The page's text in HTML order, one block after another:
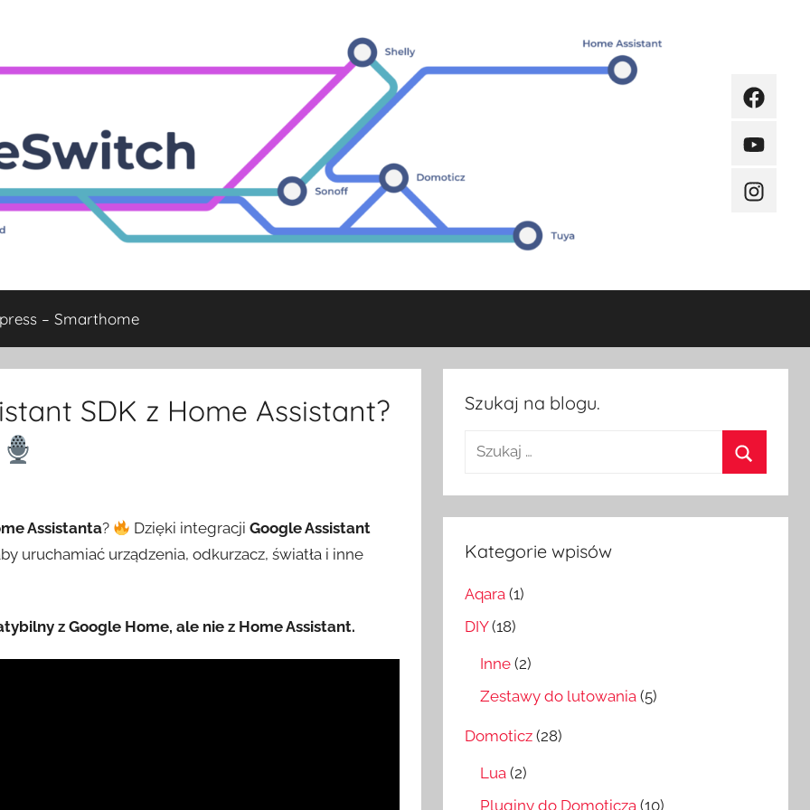
Facebook
Youtube
– Smarthome
SDK z Home Assistant?
Assistanta? Dzięki integracjiGoogle Assistant
uruchamiać urządzenia, odkurzacz, światła i inne
z Google Home, ale nie z Home Assistant.
Szukaj na blogu.
Szukaj:
Kategorie wpisów
Aqara (1)
DIY(18)
Inne (2)
Zestawy do lutowania (5)
Domoticz (28)
Lua (2)
Pluginy do Domoticza (10)